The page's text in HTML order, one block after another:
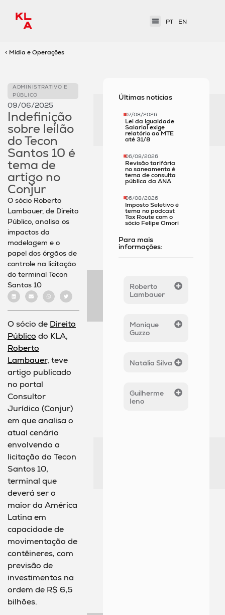
PT EN
< Mídia e Operações
ADMINISTRATIVO E
PÚBLICO
09/06/2025
Indefinição
sobre leilão
do Tecon
Santos 10 é
tema de
artigo no
Conjur
O sócio Roberto
Lambauer, de Direito
Público, analisa os
impactos da
modelagem e o
papel dos órgãos de
controle na licitação
do terminal Tecon
Santos 10
O sócio de Direito
Público do KLA,
Roberto
Lambauer, teve
artigo publicado
no portal
Consultor
Jurídico (Conjur)
em que analisa o
atual cenário
envolvendo a
licitação do Tecon
Santos 10,
terminal que
deverá ser o
maior da América
Latina em
capacidade de
movimentação de
contêineres, com
previsão de
investimentos na
ordem de R$ 6,5
bilhões.
Últimas notícias
07/08/2026
Lei da Igualdade
Salarial exige
relatório ao MTE
até 31/8
06/08/2026
Revisão tarifária
no saneamento é
tema de consulta
pública da ANA
06/08/2026
Imposto Seletivo é
tema no podcast
Tax Route com o
sócio Felipe Omori
Para mais
informações:
Roberto
Lambauer
Monique
Guzzo
Natália Silva
Guilherme
Ieno